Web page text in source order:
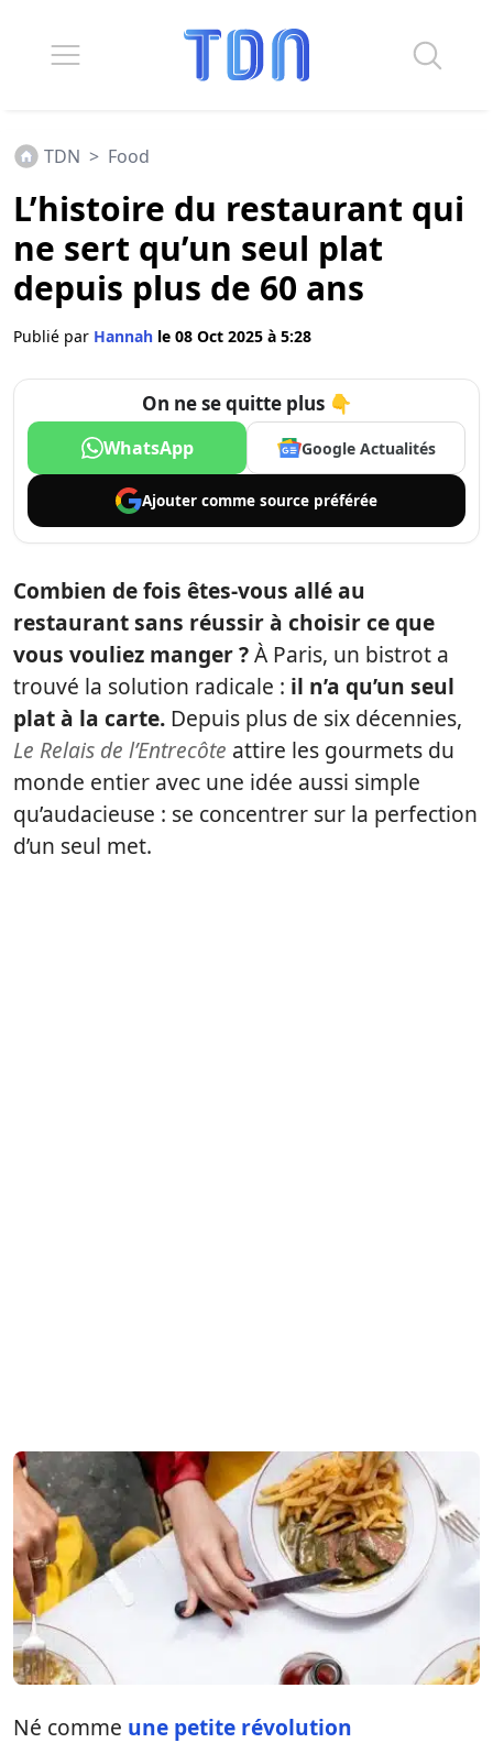
TDN > Food
L’histoire du restaurant qui
ne sert qu’un seul plat
depuis plus de 60 ans
Publié par Hannah le 08 Oct 2025 à 5:28
On ne se quitte plus 👇
WhatsApp Google Actualités
Ajouter comme source préférée
Combien de fois êtes-vous allé au
restaurant sans réussir à choisir ce que
vous vouliez manger ?À Paris, un bistrot a
trouvé la solution radicale : il n’a qu’un seul
plat à la carte. Depuis plus de six décennies,
Le Relais de l’Entrecôte attire les gourmets du
monde entier avec une idée aussi simple
qu’audacieuse : se concentrer sur la perfection
d’un seul met.
Né comme une petite révolution